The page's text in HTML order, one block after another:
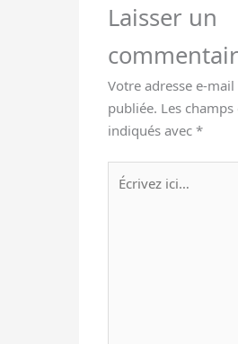
Laisser un
Votre adresse e-mail
publiée. Les
indiqués avec*
Écrivez
ici…